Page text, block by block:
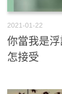
2021-01-22
你當我是
怎接受